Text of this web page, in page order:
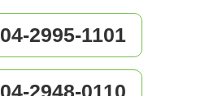
04-2995-1101
04-2948-0110